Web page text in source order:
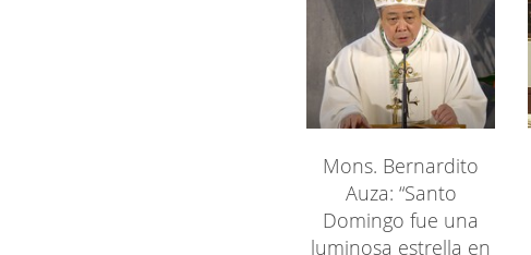
Mons. Bernardito
Auza: “Santo
Domingo fue una
luminosa estrella en